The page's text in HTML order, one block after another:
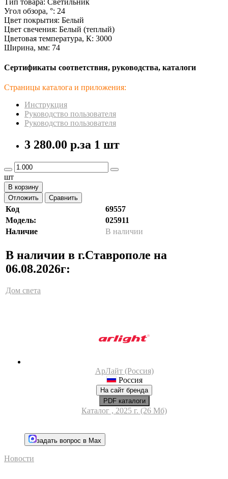
Угол обзора, °: 24
Цвет покрытия: Белый
Цвет свечения: Белый (теплый)
Цветовая температура, К: 3000
Ширина, мм: 74
Сертификаты соответствия, руководства, каталоги
Страницы каталога и приложения:
Инструкция
Руководство пользователя
Руководство пользователя
3 280.00 р.за 1 шт
шт
В корзину
Отложить
Сравнить
Код
69557
Модель:
025911
Наличие
В наличии
В наличии в г.Ставрополе на
06.08.2026г:
Дом света
АрЛайт (Россия)
Россия
На сайт бренда
PDF каталоги
Каталог , 2025 г. (26 Мб)
задать вопрос в Max
Новости